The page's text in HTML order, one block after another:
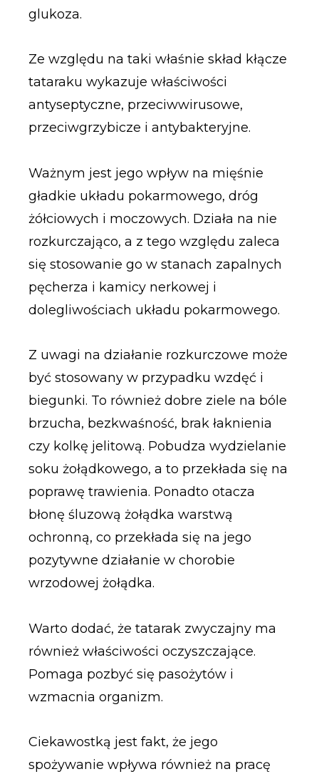
glukoza.
Ze względu na taki właśnie skład kłącze
tataraku wykazuje właściwości
antyseptyczne, przeciwwirusowe,
przeciwgrzybicze i antybakteryjne.
Ważnym jest jego wpływ na mięśnie
gładkie układu pokarmowego, dróg
żółciowych i moczowych. Działa na nie
rozkurczająco, a z tego względu zaleca
się stosowanie go w stanach zapalnych
pęcherza i kamicy nerkowej i
dolegliwościach układu pokarmowego.
Z uwagi na działanie rozkurczowe może
być stosowany w przypadku wzdęć i
biegunki. To również dobre ziele na bóle
brzucha, bezkwaśność, brak łaknienia
czy kolkę jelitową. Pobudza wydzielanie
soku żołądkowego, a to przekłada się na
poprawę trawienia. Ponadto otacza
błonę śluzową żołądka warstwą
ochronną, co przekłada się na jego
pozytywne działanie w chorobie
wrzodowej żołądka.
Warto dodać, że tatarak zwyczajny ma
również właściwości oczyszczające.
Pomaga pozbyć się pasożytów i
wzmacnia organizm.
Ciekawostką jest fakt, że jego
spożywanie wpływa również na pracę